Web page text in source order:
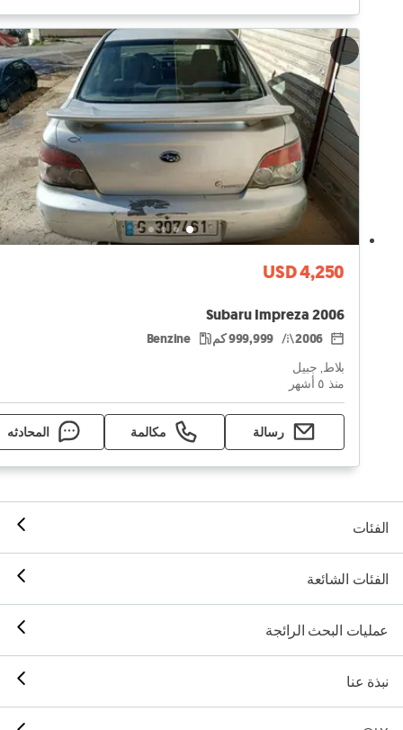
USD 4,250
Subaru Impreza 2006
2006 999,999 كم Benzine
بلاط, جبيل
منذ ٥ أشهر
رسالة مكالمة المحادثه
الفئات
الفئات الشائعة
عمليات البحث الرائجة
نبذة عنا